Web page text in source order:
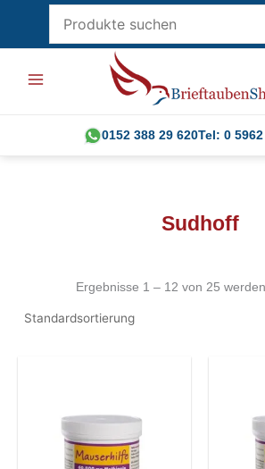
0152 388 29 620Tel: 0
Sudhoff
Ergebnisse 1 – 12 von 25